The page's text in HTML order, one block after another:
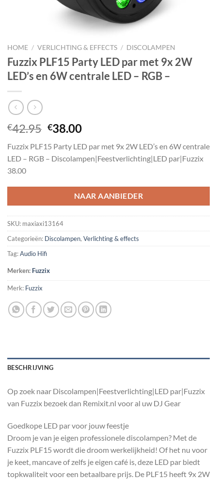
HOME / VERLICHTING & EFFECTS / DISCOLAMPEN
Fuzzix PLF15 Party LED par met 9x 2W
LED’s en 6W centrale LED – RGB –
€42.95 Oorspronkelijke
was:
€42.95.
€38.00Huidige
is:
€38.00.
Fuzzix PLF15 Party LED par met 9x 2W LED’s en 6W centrale
LED – RGB – Discolampen|Feestverlichting|LED par|Fuzzix
38.00
NAAR AANBIEDER
SKU: maxiaxi13164
Categorieën: Discolampen, Verlichting & effects
Tag:Audio Hifi
Merken: Fuzzix
Merk: Fuzzix
BESCHRIJVING
Op zoek naar Discolampen|Feestverlichting|LED par|Fuzzix
van Fuzzix bezoek dan Remixit.nl voor al uw DJ Gear
Goedkope LED par voor jouw feestje
Droom je van je eigen professionele discolampen? Met de
Fuzzix PLF15 wordt die droom werkelijkheid! Of het nu voor
je keet, mancave of zelfs je eigen café is, deze LED par biedt
topkwaliteit voor een betaalbare prijs. De PLF15 heeft 9x 2W